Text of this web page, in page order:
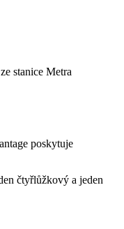
stanice Metra
poskytuje
čtyřlůžkový a jeden